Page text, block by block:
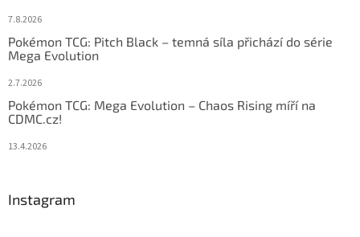
7.8.2026
Pokémon TCG: Pitch Black – temná síla přichází do série
Mega Evolution
2.7.2026
Pokémon TCG: Mega Evolution – Chaos Rising míří na
CDMC.cz!
13.4.2026
Instagram